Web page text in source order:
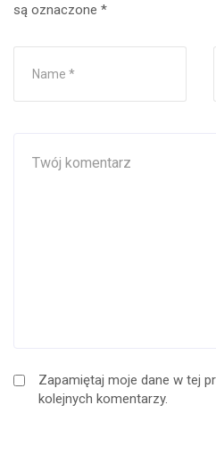
są oznaczone *
Zapamiętaj moje dane w tej
kolejnych komentarzy.